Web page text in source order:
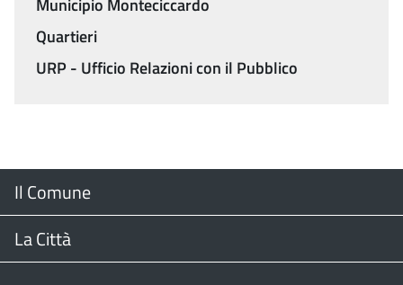
Municipio Monteciccardo
Quartieri
URP - Ufficio Relazioni con il Pubblico
Menu
Footer
Il Comune
Il Sindaco
La Città